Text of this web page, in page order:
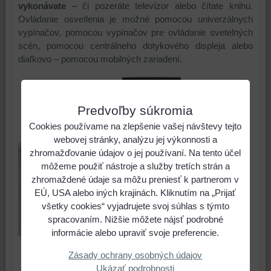
vykonávate– či pozeráte televízor alebo čítate knihu.
Ovládanie osvetlenia je možné pomocou univerzálnych
vypínačov, pomocou vypínačov pre ovládanie svetelných
scén, pomocou centrálneho dotykového displeja alebo
diaľkovo – pomocou mobilných zariadení.
Predvoľby súkromia
Cookies používame na zlepšenie vašej návštevy tejto
webovej stránky, analýzu jej výkonnosti a
zhromažďovanie údajov o jej používaní. Na tento účel
môžeme použiť nástroje a služby tretích strán a
zhromaždené údaje sa môžu preniesť k partnerom v
EÚ, USA alebo iných krajinách. Kliknutím na „Prijať
všetky cookies“ vyjadrujete svoj súhlas s týmto
spracovaním. Nižšie môžete nájsť podrobné
informácie alebo upraviť svoje preferencie.
Zásady ochrany osobných údajov
Ukázať podrobnosti